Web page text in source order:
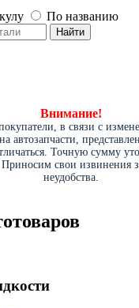
По названию
Найти
Внимание!
в связи с
автозапчасти,
Точную сумму
свои извинения
неудобства.